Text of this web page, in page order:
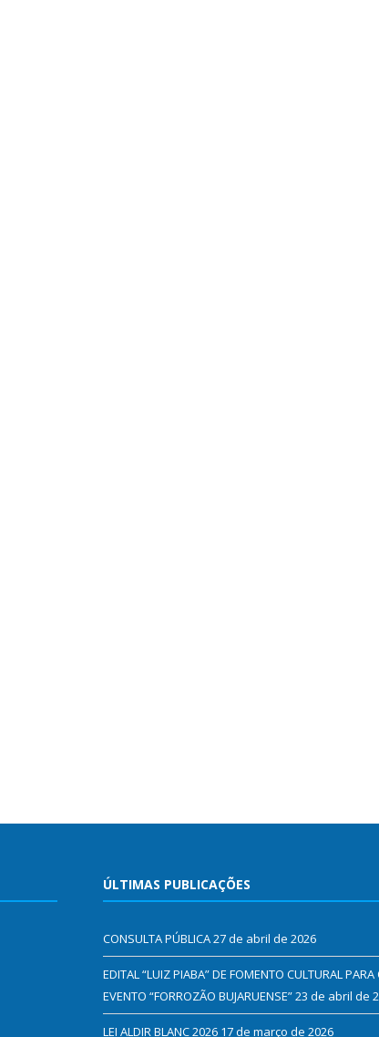
ÚLTIMAS PUBLICAÇÕES
CONSULTA PÚBLICA27 de abril de 2026
EDITAL “LUIZ PIABA” DE FOMENTO CULTURAL PARA
EVENTO “FORROZÃO BUJARUENSE”23 de abril de
LEI ALDIR BLANC 2026 17 de março de 2026